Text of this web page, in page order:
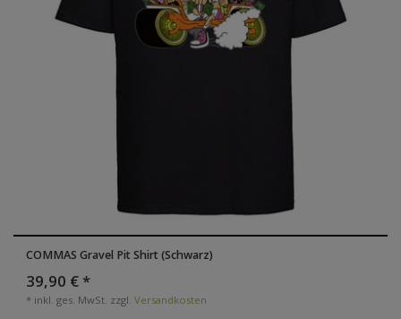
COMMAS Gravel Pit Shirt (Schwarz)
39,90 € *
* inkl. ges. MwSt. zzgl. Versandkosten